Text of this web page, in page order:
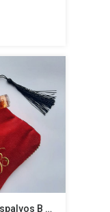
Karališka Kosmetinė raudonos spalvos B auksinė raidė